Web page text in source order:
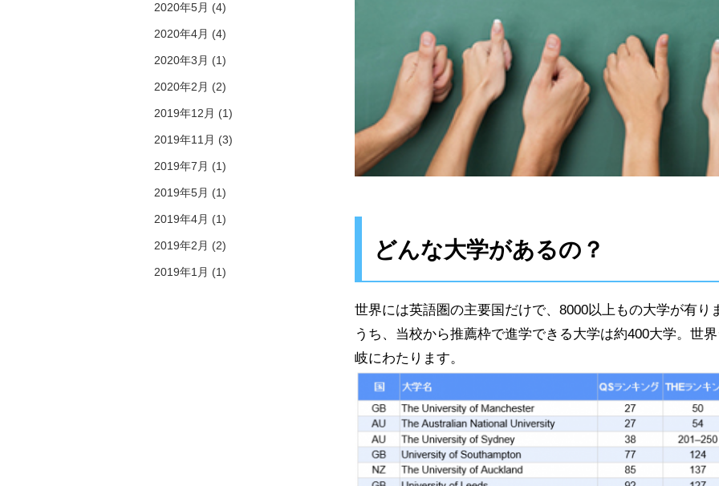
どんな大学があるの？
世界には英語圏の主要国だけで、8000以上もの大学が有り
うち、当校から推薦枠で進学できる大学は約400大学。世
岐にわたります。
2020年5月 (4)
2020年4月 (4)
2020年3月 (1)
2020年2月 (2)
2019年12月 (1)
2019年11月 (3)
2019年7月 (1)
2019年5月 (1)
2019年4月 (1)
2019年2月 (2)
2019年1月 (1)